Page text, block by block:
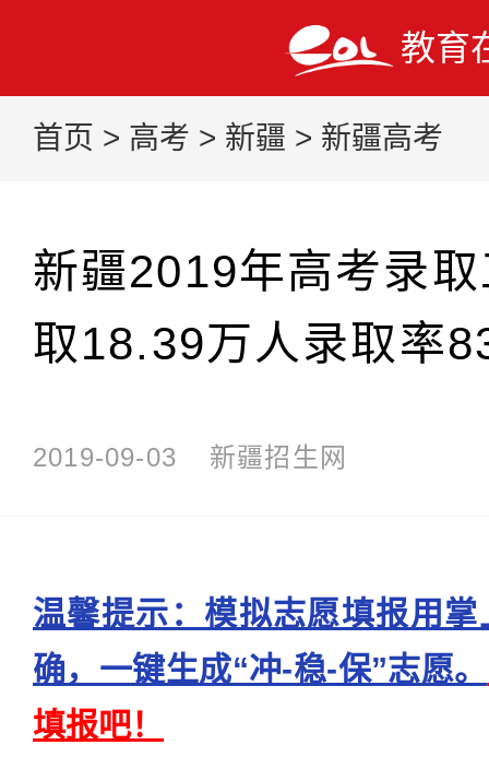
教育
首页 > 高考 > 新疆 > 新疆高考
新疆2019年高考录
取18.39万人录取率
2019-09-03 新疆招生网
温馨提示：模拟志愿填报用
确，一键生成“冲-稳-保”志愿。
填报吧！